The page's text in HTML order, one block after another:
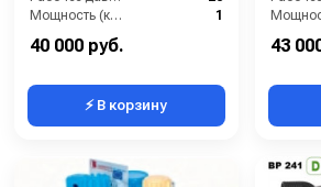
Мощность (кВт):
1
40 000 руб.
⚡ В корзину
43